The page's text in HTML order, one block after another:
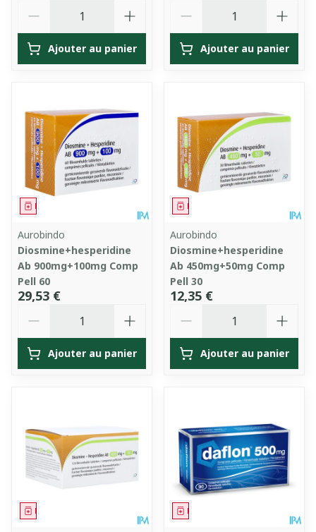
Ajouter au panier Ajouter au panier
Médicament
Aurobindo
Diosmine+hesperidine
Ab 900mg+100mg Comp
Pell 60
29,53 €
Ajouter au panier
Médicament
Aurobindo
Diosmine+hesperidine
Ab 450mg+50mg Comp
Pell 30
12,35 €
Ajouter au panier
Médicament Médicament